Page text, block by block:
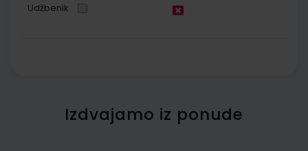
Udžbenik
Izdvajamo iz ponude